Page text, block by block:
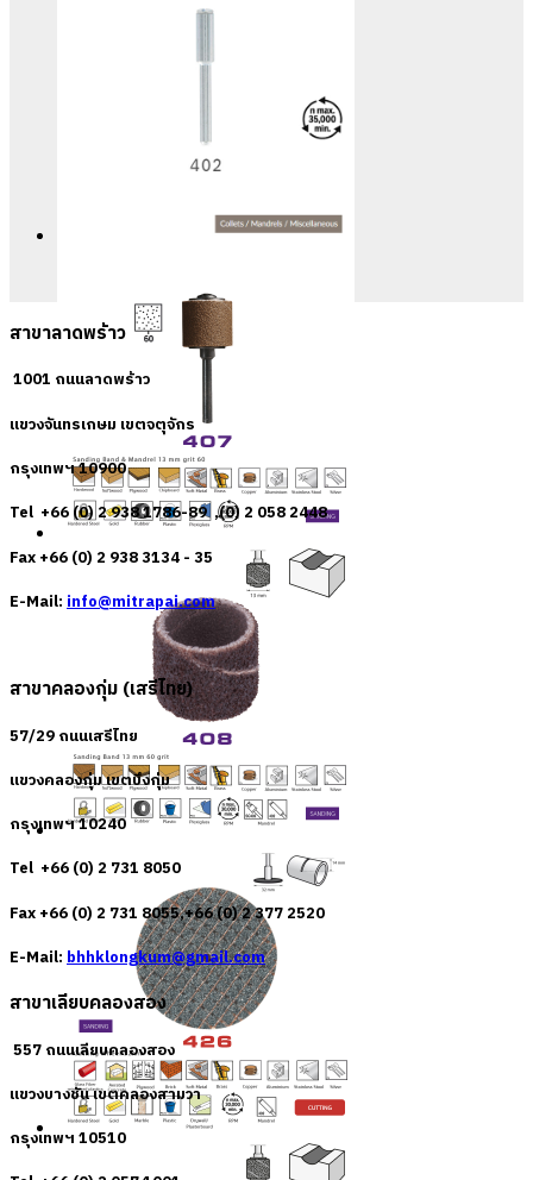
สาขาลาดพร้าว
1001 ถนนลาดพร้าว
แขวงจันทรเกษม เขตจตุจักร
กรุงเทพฯ 10900
Tel +66 (0) 2 938 1786-89 ,(0) 2 058 2448
Fax +66 (0) 2 938 3134 - 35
E-Mail:info@mitrapai.com
สาขาคลองกุ่ม (เสรีไทย)
57/29 ถนนเสรีไทย
แขวงคลองกุ่ม เขตบึงกุ่ม
กรุงเทพฯ 10240
Tel +66 (0) 2 731 8050
Fax +66 (0) 2 731 8055,+66 (0) 2 377 2520
E-Mail:bhhklongkum@gmail.com
สาขาเลียบคลองสอง
557 ถนนเลียบคลองสอง
แขวงบางชัน เขตคลองสามวา
กรุงเทพฯ 10510